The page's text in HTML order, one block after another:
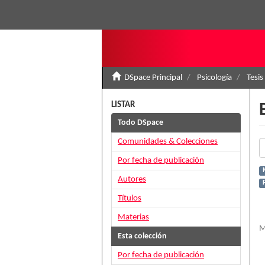
DSpace Principal Psicología Tesis
LISTAR
Todo DSpace
Comunidades & Colecciones
Por fecha de publicación
Autores
Títulos
Materias
Esta colección
Por fecha de publicación